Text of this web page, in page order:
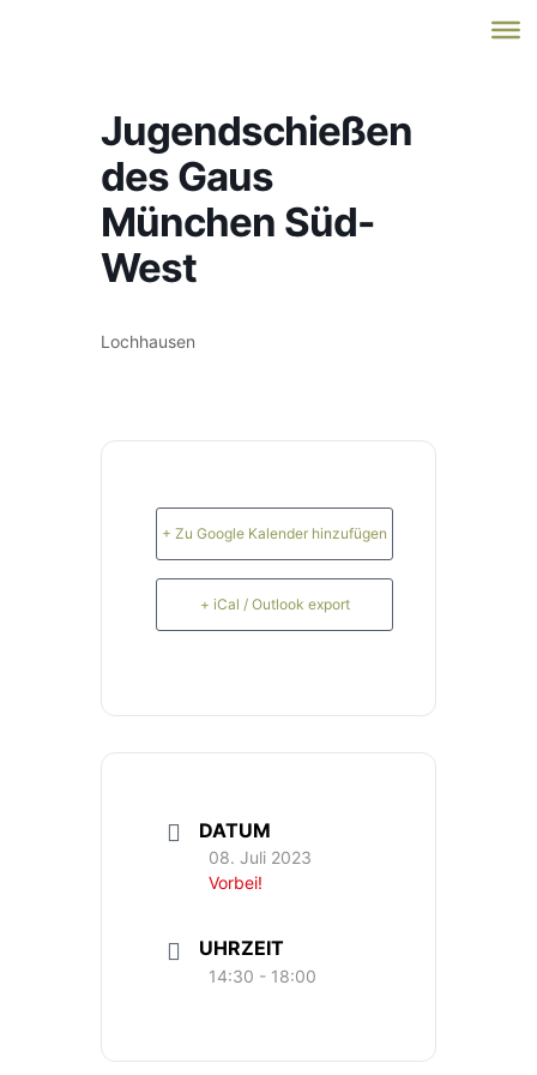
Jugendschießen
des Gaus
München Süd-
West
Lochhausen
+ Zu Google Kalender hinzufügen
+ iCal / Outlook export
DATUM
08. Juli 2023
Vorbei!
UHRZEIT
14:30 - 18:00